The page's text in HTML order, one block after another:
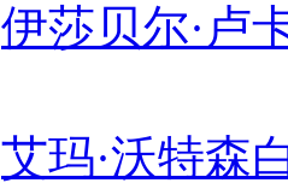
伊莎贝尔·卢
艾玛·沃特森